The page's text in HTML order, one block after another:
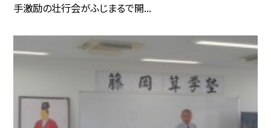
手激励の壮行会がふじまるで開...